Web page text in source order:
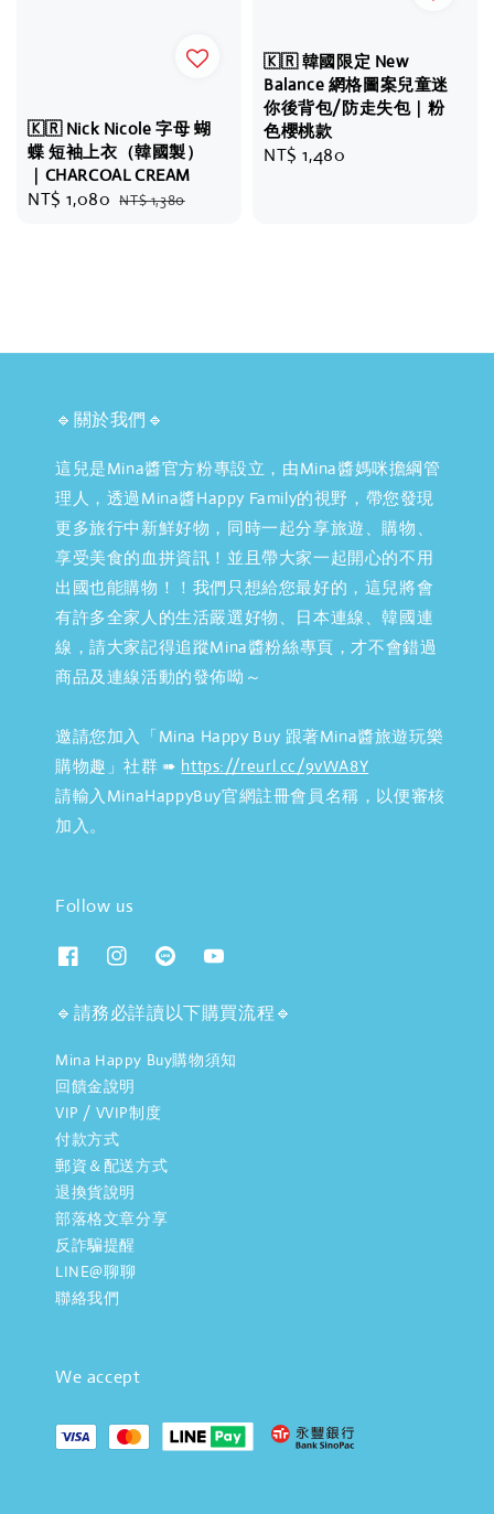
🇰🇷 Nick Nicole 字母 蝴
蝶 短袖上衣（韓國製）
｜CHARCOAL CREAM
Sale
NT$ 1,080 Regular
NT$ 1,380
🇰🇷 韓國限定 New
Balance 網格圖案兒童迷
你後背包/防走失包｜粉
色櫻桃款
Regular
NT$ 1,480
🔹關於我們🔹
這兒是Mina醬官方粉專設立，由Mina醬媽咪擔綱管
理人，透過Mina醬Happy Family的視野，帶您發現
更多旅行中新鮮好物，同時一起分享旅遊、購物、
享受美食的血拼資訊！並且帶大家一起開心的不用
出國也能購物！！我們只想給您最好的，這兒將會
有許多全家人的生活嚴選好物、日本連線、韓國連
線，請大家記得追蹤Mina醬粉絲專頁，才不會錯過
商品及連線活動的發佈呦～
邀請您加入「Mina Happy Buy 跟著Mina醬旅遊玩樂
購物趣」社群 ➠ https://reurl.cc/9vWA8Y
請輸入MinaHappyBuy官網註冊會員名稱，以便審核
加入。
Follow us
🔹請務必詳讀以下購買流程🔹
Mina Happy Buy購物須知
回饋金說明
VIP / VVIP制度
付款方式
郵資＆配送方式
退換貨說明
部落格文章分享
反詐騙提醒
LINE@聊聊
聯絡我們
We accept